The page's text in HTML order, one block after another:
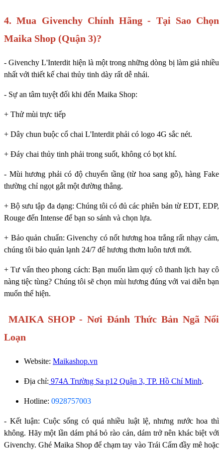
4. Mua Givenchy Chính Hãng - Tại Sao Chọn
Maika Shop (Quận 3)?
- Givenchy L'Interdit hiện là một trong những dòng bị làm giả nhiều
nhất với thiết kế chai thủy tinh dày rất dễ nhái.
- Sự an tâm tuyệt đối khi đến Maika Shop:
+ Thử mùi trực tiếp
+ Dây chun buộc cổ chai L'Interdit phải có logo 4G sắc nét.
+ Đáy chai thủy tinh phải trong suốt, không có bọt khí.
- Mùi hương phải có độ chuyển tầng (từ hoa sang gỗ), hàng Fake
thường chỉ ngọt gắt một đường thẳng.
+ Bộ sưu tập đa dạng: Chúng tôi có đủ các phiên bản từ EDT, EDP,
Rouge đến Intense để bạn so sánh và chọn lựa.
+ Bảo quản chuẩn: Givenchy có nốt hương hoa trắng rất nhạy cảm,
chúng tôi bảo quản lạnh 24/7 để hương thơm luôn tươi mới.
+ Tư vấn theo phong cách: Bạn muốn làm quý cô thanh lịch hay cô
nàng tiệc tùng? Chúng tôi sẽ chọn mùi hương đúng với vai diễn bạn
muốn thể hiện.
MAIKA SHOP - Nơi Đánh Thức Bản Ngã Nổi
Loạn
Website: Maikashop.vn
Địa chỉ: 974A Trường Sa p12 Quận 3, TP. Hồ Chí Minh.
Hotline: 0928757003
- Kết luận: Cuộc sống có quá nhiều luật lệ, nhưng nước hoa thì
không. Hãy một lần dám phá bỏ rào cản, dám trở nên khác biệt với
Givenchy. Ghé Maika Shop để chạm tay vào Trái Cấm đầy mê hoặc